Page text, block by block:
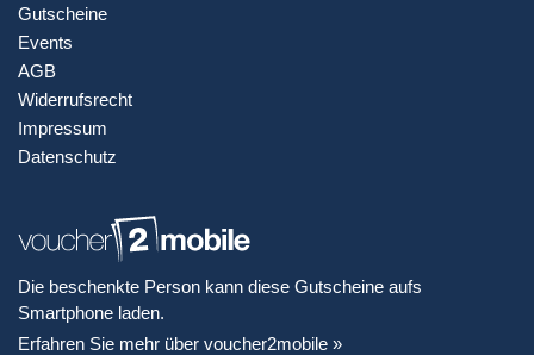
Gutscheine
Events
AGB
Widerrufsrecht
Impressum
Datenschutz
Die beschenkte Person kann diese Gutscheine aufs
Smartphone laden.
Erfahren Sie mehr über voucher2mobile »